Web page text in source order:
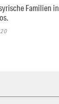
Familien in